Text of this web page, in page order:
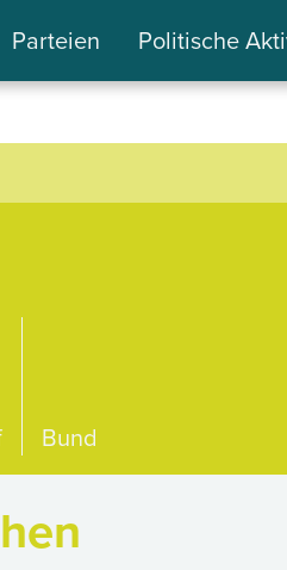
Parteien Politische
Bund